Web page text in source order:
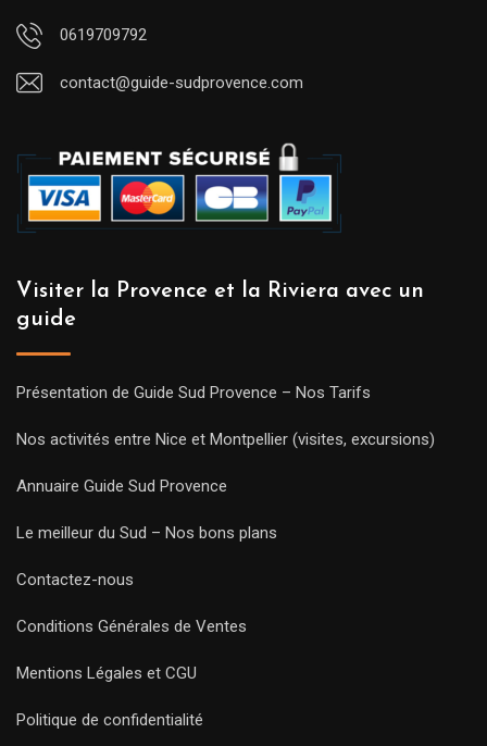
0619709792
contact@guide-sudprovence.com
Visiter la Provence et la Riviera avec un
guide
Présentation de Guide Sud Provence – Nos Tarifs
Nos activités entre Nice et Montpellier (visites, excursions)
Annuaire Guide Sud Provence
Le meilleur du Sud – Nos bons plans
Contactez-nous
Conditions Générales de Ventes
Mentions Légales et CGU
Politique de confidentialité